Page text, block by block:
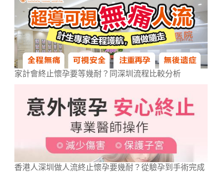
家計會終止懷孕要等幾耐？同深圳流程比較分析
香港人深圳做人流終止懷孕要幾耐？從驗孕到手術完成